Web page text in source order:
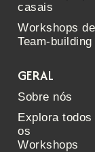
casais
Workshops de
Team-building
GERAL
Sobre nós
Explora todos
os
Workshops